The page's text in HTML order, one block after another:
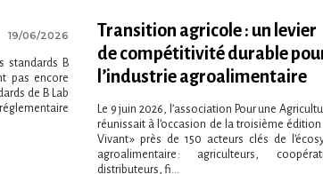
19/06/2026
standards B
pas encore
de B Lab
Transition agricole : un levier
de compétitivité durable
l’industrie agroalimentaire
Le 9 juin 2026, l’association Pour une
réunissait à l’occasion de la troisième édition
Vivant » près de 150 acteurs clés de
agroalimentaire : agriculteurs,
distributeurs, fi...